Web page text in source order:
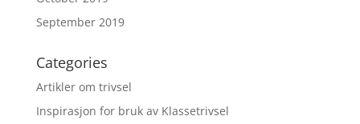
September 2019
Categories
Artikler om trivsel
Inspirasjon for bruk av Klassetrivsel